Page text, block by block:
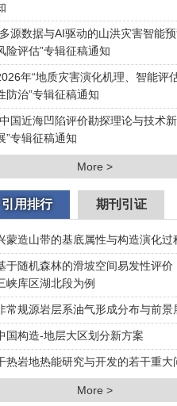
源数据与AI驱动的山洪灾害智能
险评估”专辑征稿通知
年“地质灾害演化机理、智能评
防治”专辑征稿通知
国近海凹陷评价勘探理论与技术
”专辑征稿通知
More >
引用排行 期刊引证
蒙造山带的基底属性与构造演化过
于随机森林的滑坡空间易发性评价
峡库区湖北段为例
常规源岩层系油气形成分布与前景
国构造-地层大区划分新方案
热岩地热能研究与开发的若干重大
More >